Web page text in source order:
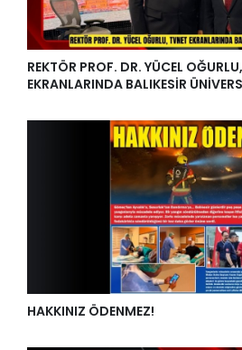
REKTÖR PROF. DR. YÜCEL
EKRANLARINDA BALIKESİR
HAKKINIZ ÖDENMEZ!